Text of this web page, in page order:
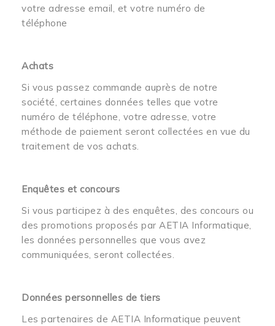
votre adresse email, et votre numéro de
téléphone
Achats
Si vous passez commande auprès de notre
société, certaines données telles que votre
numéro de téléphone, votre adresse, votre
méthode de paiement seront collectées en vue du
traitement de vos achats.
Enquêtes et concours
Si vous participez à des enquêtes, des concours ou
des promotions proposés par AETIA Informatique,
les données personnelles que vous avez
communiquées, seront collectées.
Données personnelles de tiers
Les partenaires de AETIA Informatique peuvent